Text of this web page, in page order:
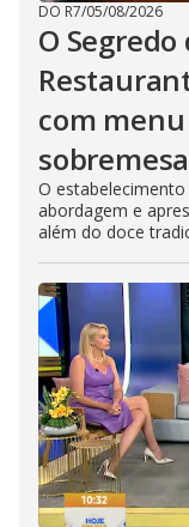
DO R7/05/08/2026
O Segredo
com
O
abordagem e
além do doce